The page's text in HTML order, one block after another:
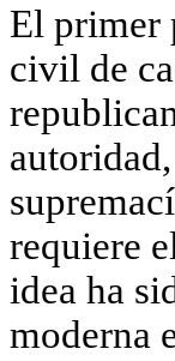
El primer
civil de
requiere
idea ha
moderna